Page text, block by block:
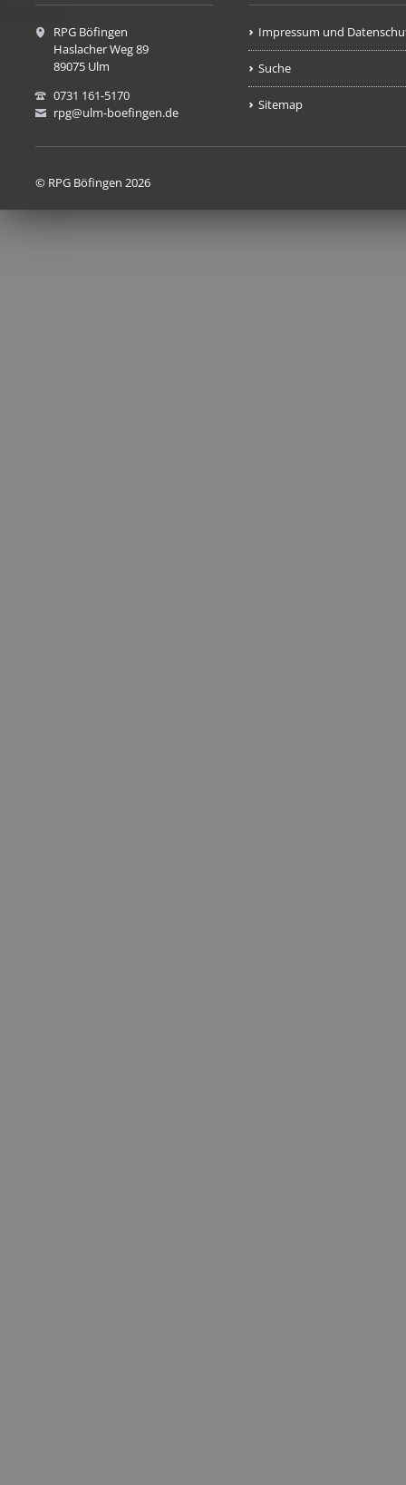
RPG Böfingen
Haslacher Weg 89
89075 Ulm
0731 161-5170
rpg@ulm-boefingen.de
Impressum und
Suche
Sitemap
© RPG Böfingen 2026